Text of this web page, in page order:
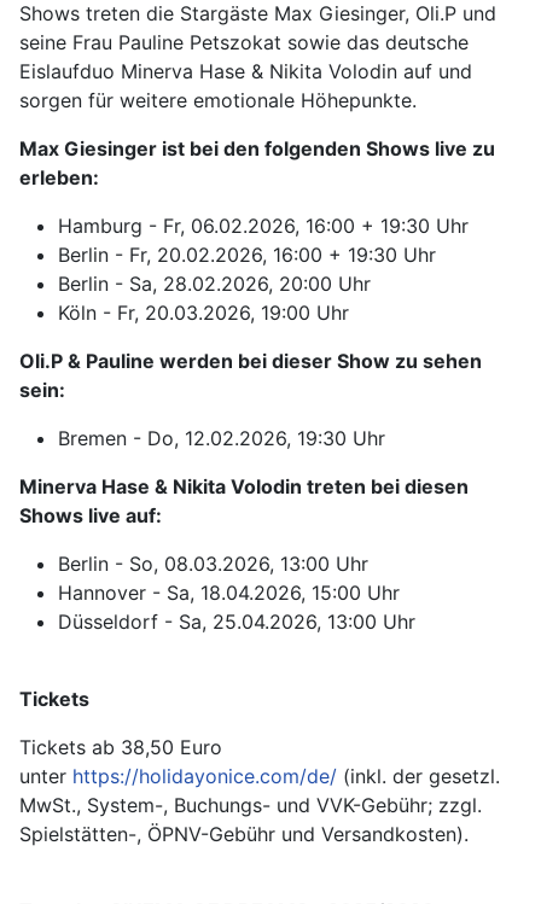
Shows treten die Stargäste Max Giesinger, Oli.P und
seine Frau Pauline Petszokat sowie das deutsche
Eislaufduo Minerva Hase & Nikita Volodin auf und
sorgen für weitere emotionale Höhepunkte.
Max Giesinger ist bei den folgenden Shows live zu
erleben:
Hamburg - Fr, 06.02.2026, 16:00 + 19:30 Uhr
Berlin - Fr, 20.02.2026, 16:00 + 19:30 Uhr
Berlin - Sa, 28.02.2026, 20:00 Uhr
Köln - Fr, 20.03.2026, 19:00 Uhr
Oli.P & Pauline werden bei dieser Show zu sehen
sein:
Bremen - Do, 12.02.2026, 19:30 Uhr
Minerva Hase & Nikita Volodin treten bei diesen
Shows live auf:
Berlin - So, 08.03.2026, 13:00 Uhr
Hannover - Sa, 18.04.2026, 15:00 Uhr
Düsseldorf - Sa, 25.04.2026, 13:00 Uhr
Tickets
Tickets ab 38,50 Euro
unter https://holidayonice.com/de/ (inkl. der gesetzl.
MwSt., System-, Buchungs- und VVK-Gebühr; zzgl.
Spielstätten-, ÖPNV-Gebühr und Versandkosten).